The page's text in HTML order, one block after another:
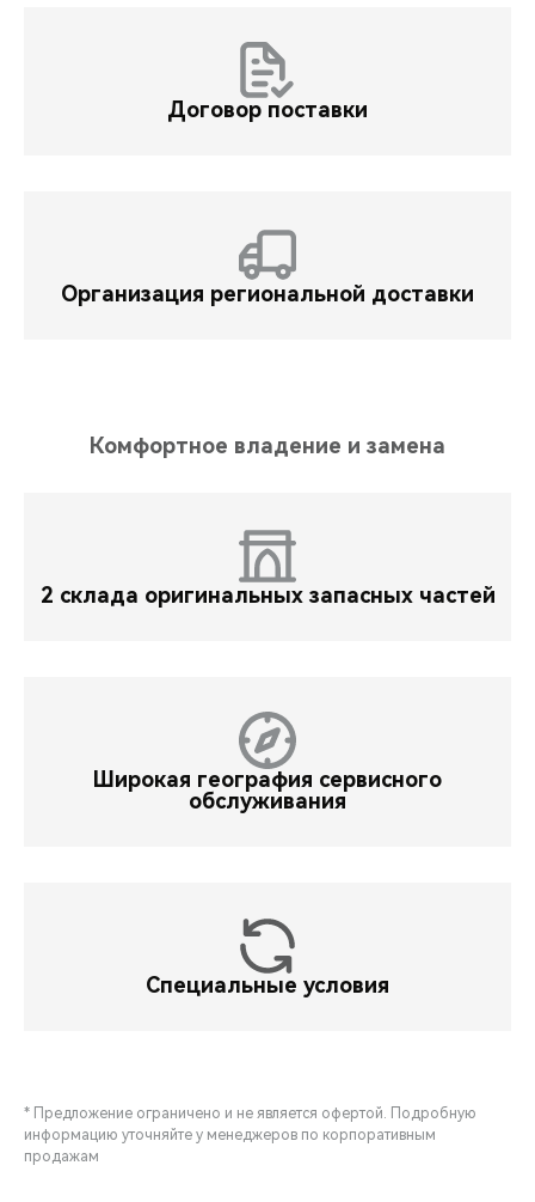
Договор поставки
Организация региональной доставки
Комфортное владение и замена
2 склада оригинальных запасных частей
Широкая география сервисного
обслуживания
Специальные условия
* Предложение ограничено и не является офертой. Подробную
информацию уточняйте у менеджеров по корпоративным
продажам